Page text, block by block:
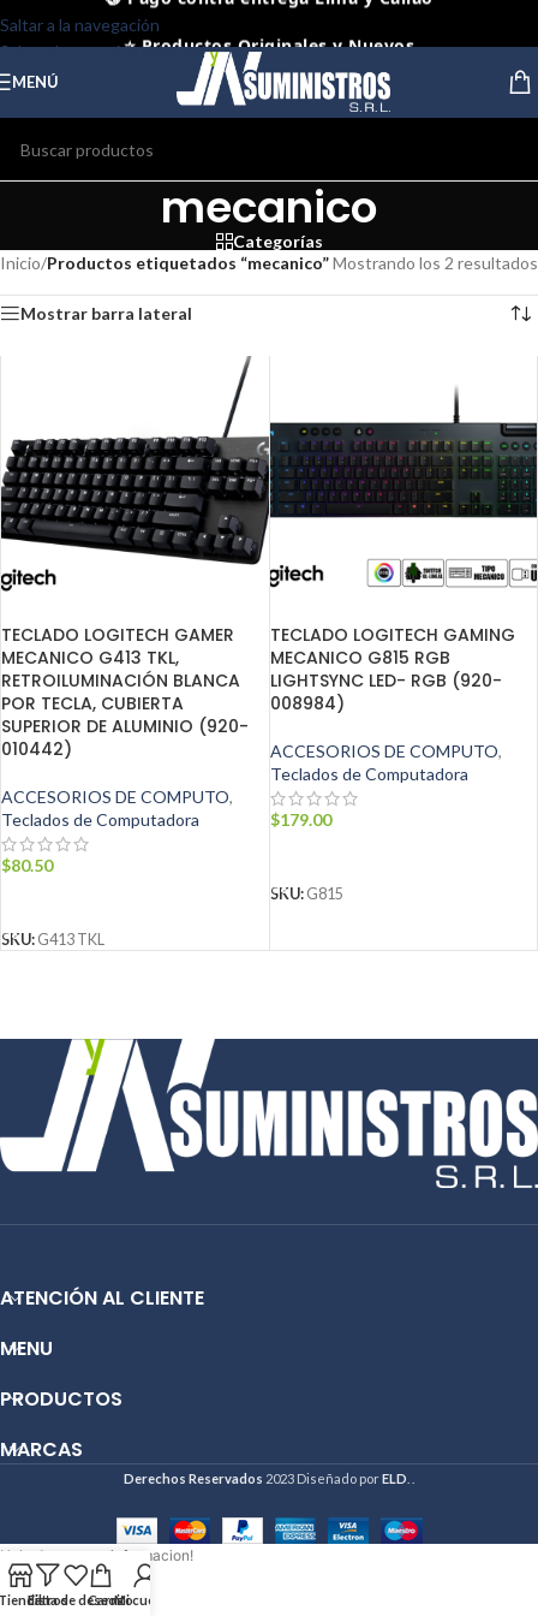
Saltar a la navegación
Saltar al contenido principal
⭐ Productos Originales y Nuevos
MENÚ
mecanico
Categorías
Inicio/Productos etiquetados “mecanico”Mostrando los 2 resultados
Mostrar barra lateral
TECLADO LOGITECH GAMER
MECANICO G413 TKL,
RETROILUMINACIÓN BLANCA
POR TECLA, CUBIERTA
SUPERIOR DE ALUMINIO (920-
010442)
ACCESORIOS DE COMPUTO,
Teclados de Computadora
$80.50
SKU: G413 TKL
TECLADO LOGITECH GAMING
MECANICO G815 RGB
LIGHTSYNC LED- RGB (920-
008984)
ACCESORIOS DE COMPUTO,
Teclados de Computadora
$179.00
SKU: G815
ATENCIÓN AL CLIENTE
MENU
PRODUCTOS
MARCAS
Derechos Reservados 2023 Diseñado porELD
Filtros
Lista de deseos
CarritoMi cuenta
Hola deseo mas informacion!